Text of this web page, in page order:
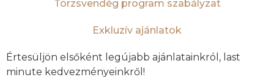
Törzsvendég program szabályzat
Exkluzív ajánlatok
Értesüljön elsőként legújabb ajánlatainkról, last
minute kedvezményeinkről!